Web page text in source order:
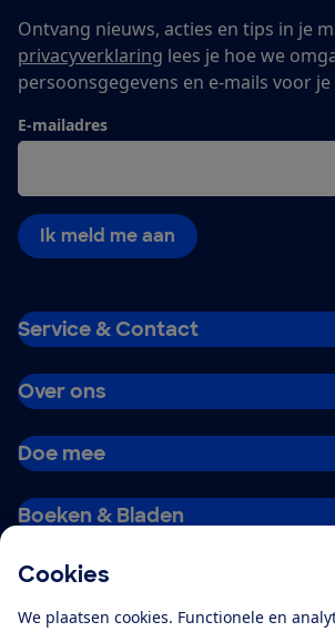
Cookies
We plaatsen cookies. Functionele en
Ontvang nieuws, acties en tips in je
privacyverklaring lees je hoe we
persoonsgegevens en e-mails voor
E-mailadres
Ik meld me aan
Service & Contact
Over ons
Doe mee
Boeken & Bladen